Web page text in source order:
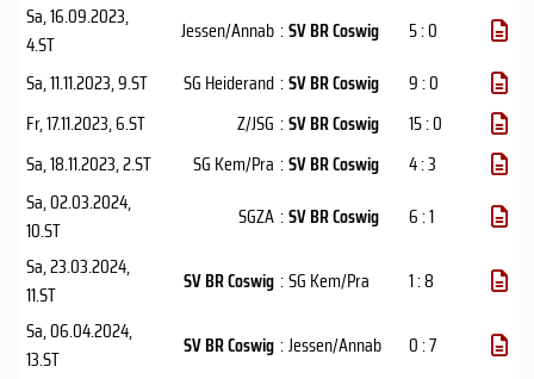
Sa, 16.09.2023,
4.ST
Jessen/Annab :SV BR Coswig
5 : 0
Sa, 11.11.2023, 9.ST SG Heiderand :SV BR Coswig
9 : 0
Fr, 17.11.2023, 6.ST Z/JSG :SV BR Coswig
15 : 0
Sa, 18.11.2023, 2.ST SG Kem/Pra :SV BR Coswig
4 : 3
Sa, 02.03.2024,
10.ST
SGZA :SV BR Coswig
6 : 1
Sa, 23.03.2024,
11.ST
SV BR Coswig :SG Kem/Pra
1 : 8
Sa, 06.04.2024,
13.ST
SV BR Coswig :Jessen/Annab
0 : 7